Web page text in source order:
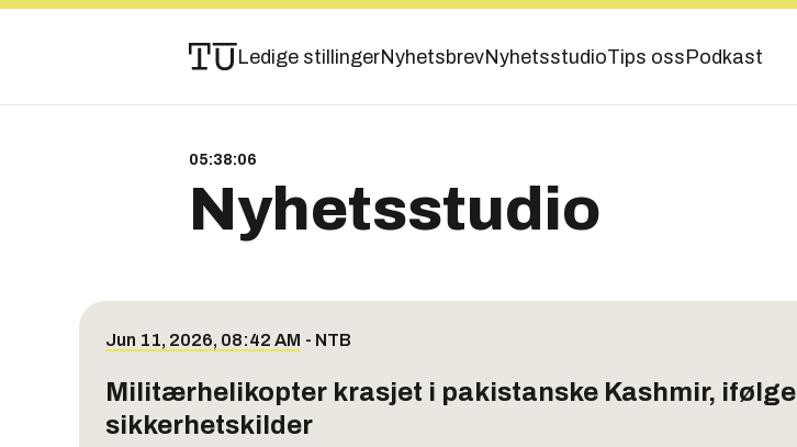
Ledige stillingerNyhetsbrevNyhetsstudioTips oss Podkast
05:38:07
Nyhetsstudio
Jun 11, 2026, 08:42 AM - NTB
Militærhelikopter krasjet i pakistanske Kashmir, ifølge
sikkerhetskilder